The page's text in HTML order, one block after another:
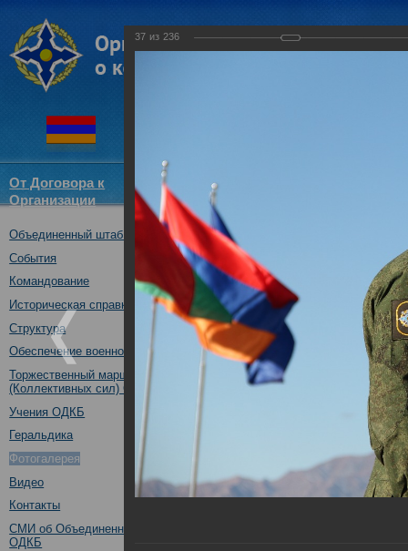
От Договора к
Организации
Структура
ОДКБ
Объединенный штаб ОДКБ
События
Командование
Историческая справка
Структура
Обеспечение военной безопасности
Торжественный марш Войск
(Коллективных сил) ОДКБ
Учения ОДКБ
Геральдика
Фотогалерея
Видео
Контакты
СМИ об Объединенном штабе
ОДКБ
Совместное тактическое
«Рубеж-2016»
04.10.2016
37 из 236